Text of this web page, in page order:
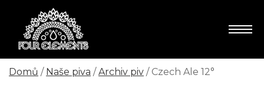
Domů / Naše piva /Archiv piv / Czech Ale 12°